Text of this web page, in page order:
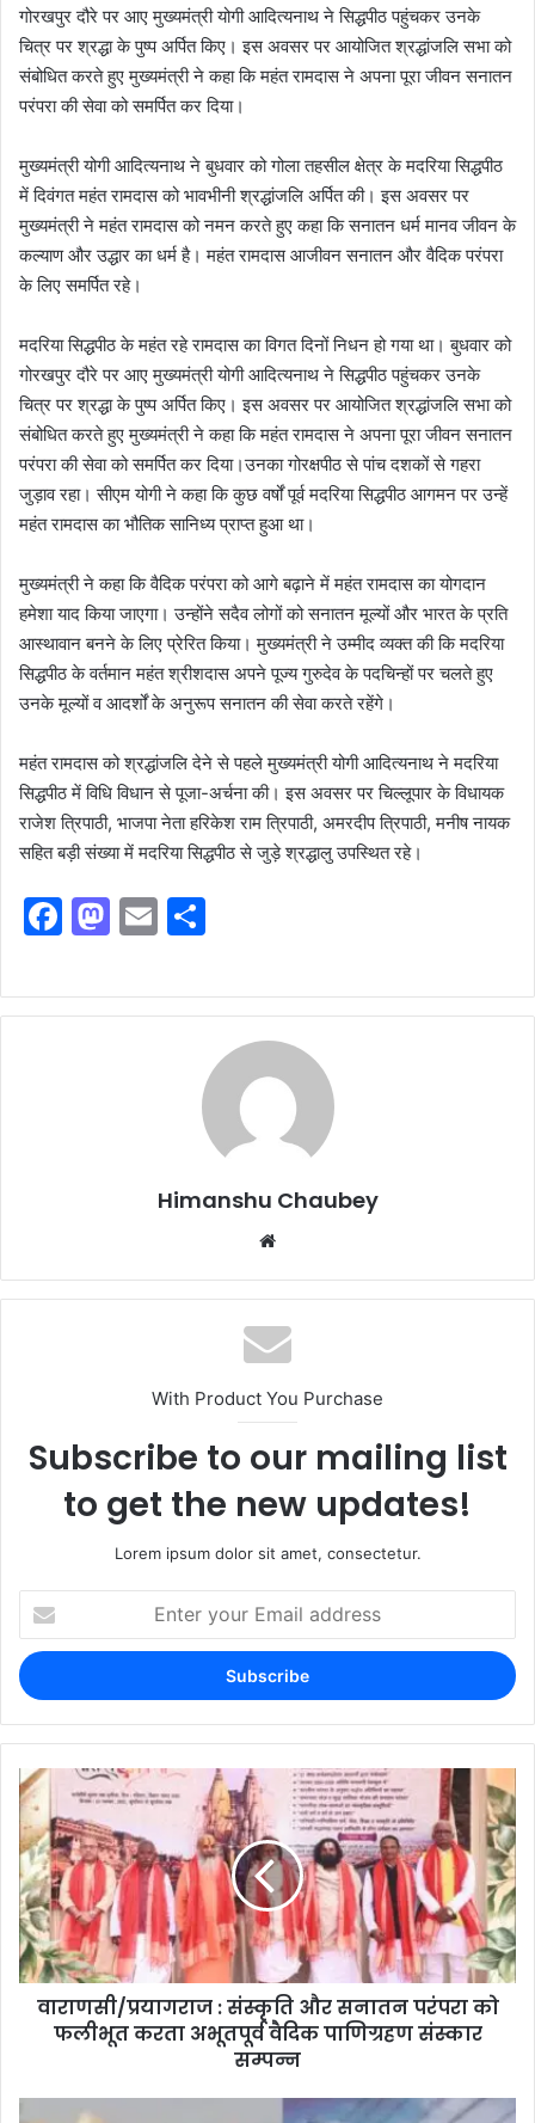
गोरखपुर दौरे पर आए मुख्यमंत्री योगी आदित्यनाथ ने सिद्धपीठ पहुंचकर उनके
चित्र पर श्रद्धा के पुष्प अर्पित किए। इस अवसर पर आयोजित श्रद्धांजलि सभा को
संबोधित करते हुए मुख्यमंत्री ने कहा कि महंत रामदास ने अपना पूरा जीवन सनातन
परंपरा की सेवा को समर्पित कर दिया।
मुख्यमंत्री योगी आदित्यनाथ ने बुधवार को गोला तहसील क्षेत्र के मदरिया सिद्धपीठ
में दिवंगत महंत रामदास को भावभीनी श्रद्धांजलि अर्पित की। इस अवसर पर
मुख्यमंत्री ने महंत रामदास को नमन करते हुए कहा कि सनातन धर्म मानव जीवन के
कल्याण और उद्धार का धर्म है। महंत रामदास आजीवन सनातन और वैदिक परंपरा
के लिए समर्पित रहे।
मदरिया सिद्धपीठ के महंत रहे रामदास का विगत दिनों निधन हो गया था। बुधवार को
गोरखपुर दौरे पर आए मुख्यमंत्री योगी आदित्यनाथ ने सिद्धपीठ पहुंचकर उनके
चित्र पर श्रद्धा के पुष्प अर्पित किए। इस अवसर पर आयोजित श्रद्धांजलि सभा को
संबोधित करते हुए मुख्यमंत्री ने कहा कि महंत रामदास ने अपना पूरा जीवन सनातन
परंपरा की सेवा को समर्पित कर दिया।उनका गोरक्षपीठ से पांच दशकों से गहरा
जुड़ाव रहा। सीएम योगी ने कहा कि कुछ वर्षों पूर्व मदरिया सिद्धपीठ आगमन पर उन्हें
महंत रामदास का भौतिक सानिध्य प्राप्त हुआ था।
मुख्यमंत्री ने कहा कि वैदिक परंपरा को आगे बढ़ाने में महंत रामदास का योगदान
हमेशा याद किया जाएगा। उन्होंने सदैव लोगों को सनातन मूल्यों और भारत के प्रति
आस्थावान बनने के लिए प्रेरित किया। मुख्यमंत्री ने उम्मीद व्यक्त की कि मदरिया
सिद्धपीठ के वर्तमान महंत श्रीशदास अपने पूज्य गुरुदेव के पदचिन्हों पर चलते हुए
उनके मूल्यों व आदर्शों के अनुरूप सनातन की सेवा करते रहेंगे।
महंत रामदास को श्रद्धांजलि देने से पहले मुख्यमंत्री योगी आदित्यनाथ ने मदरिया
सिद्धपीठ में विधि विधान से पूजा-अर्चना की। इस अवसर पर चिल्लूपार के विधायक
राजेश त्रिपाठी, भाजपा नेता हरिकेश राम त्रिपाठी, अमरदीप त्रिपाठी, मनीष नायक
सहित बड़ी संख्या में मदरिया सिद्धपीठ से जुड़े श्रद्धालु उपस्थित रहे।
F
c
e
M
st
o
E
ai
l
ar
e
Himanshu Chaubey
With Product You Purchase
Subscribe to our mailing list
to get the new updates!
Lorem ipsum dolor sit amet, consectetur.
वाराणसी/प्रयागराज : संस्कृति और सनातन परंपरा को
फलीभूत करता अभूतपूर्व वैदिक पाणिग्रहण संस्कार
सम्पन्न